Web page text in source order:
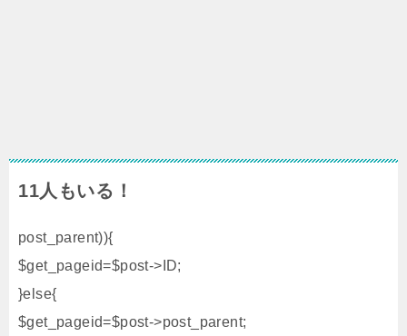
11人もいる！
post_parent)){
$get_pageid=$post->ID;
}else{
$get_pageid=$post->post_parent;